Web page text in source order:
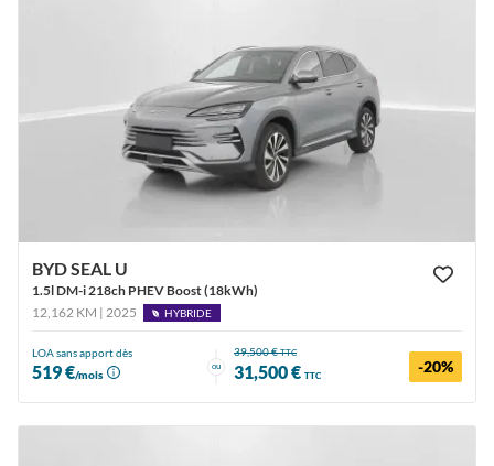
BYD SEAL U
1.5l DM-i 218ch PHEV Boost (18kWh)
12,162 KM | 2025
HYBRIDE
LOA sans apport dès
519 €/mois
ou
39,500 €TTC
31,500 € TTC -20%